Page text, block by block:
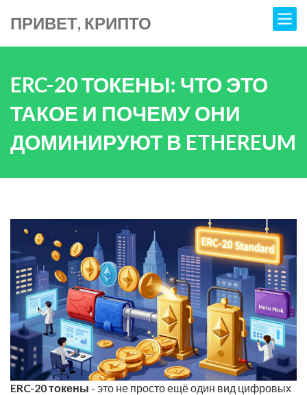
ПРИВЕТ, КРИПТО
ERC-20 ТОКЕНЫ: ЧТО ЭТО
ТАКОЕ И ПОЧЕМУ ОНИ
ДОМИНИРУЮТ В ETHEREUM
ERC-20 токены - это не просто ещё один вид цифровых